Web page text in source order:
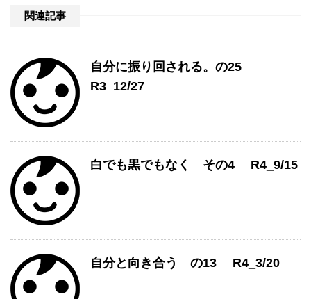
関連記事
自分に振り回される。の25
R3_12/27
白でも黒でもなく その4 R4_9/15
自分と向き合う の13 R4_3/20